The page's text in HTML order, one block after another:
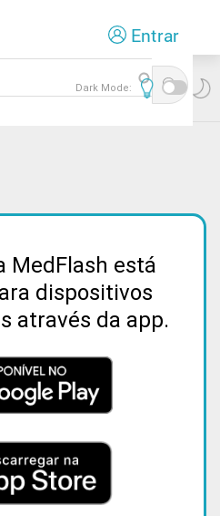
o
principal
Entrar
Dark Mode:
MedFlash está
dispositivos
através da app.